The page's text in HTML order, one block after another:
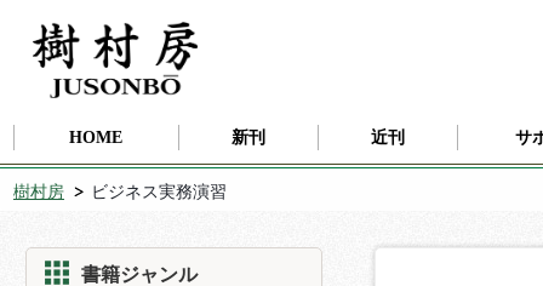
HOME 新刊 近刊 サ
樹村房 ビジネス実務演習
書籍ジャンル